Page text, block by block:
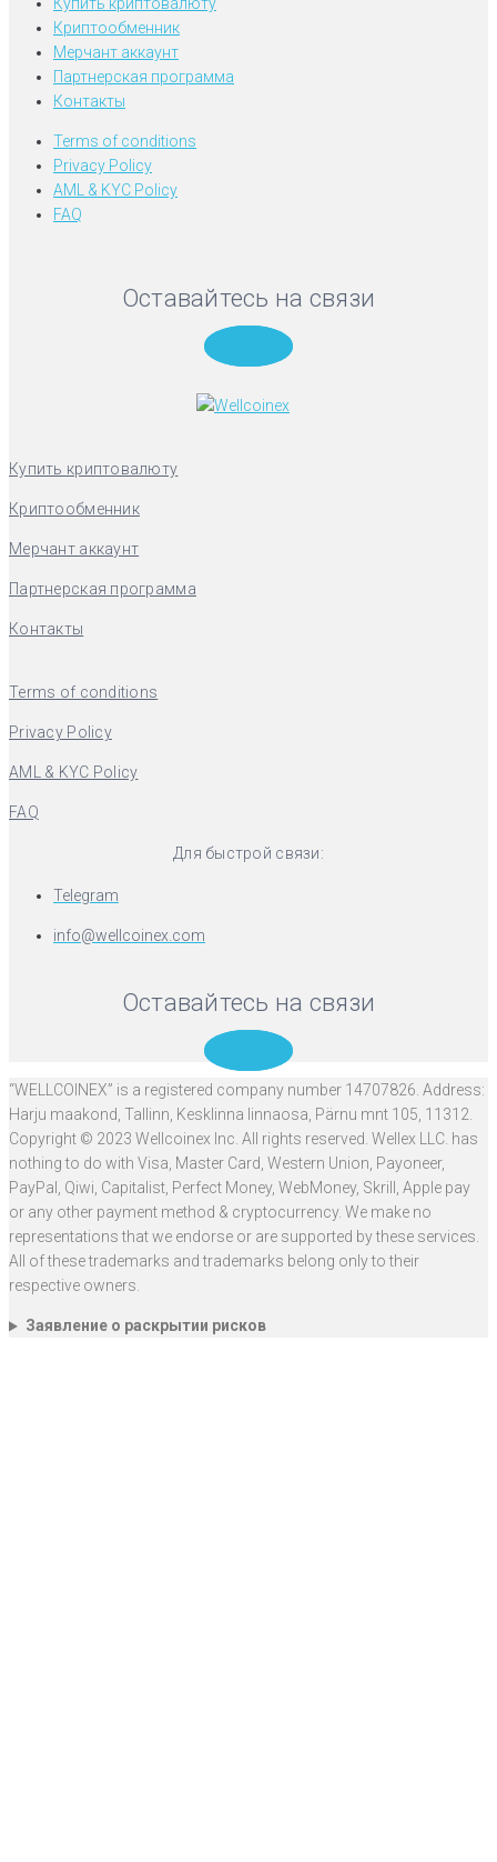
Купить криптовалюту
Криптообменник
Мерчант аккаунт
Партнерская программа
Контакты
Terms of conditions
Privacy Policy
AML & KYC Policy
FAQ
Оставайтесь на связи
Купить криптовалюту
Криптообменник
Мерчант аккаунт
Партнерская программа
Контакты
Terms of conditions
Privacy Policy
AML & KYC Policy
FAQ
Для быстрой связи:
Telegram
info@wellcoinex.com
Оставайтесь на связи
“WELLCOINEX” is a registered company number 14707826. Address:
Harju maakond, Tallinn, Kesklinna linnaosa, Pärnu mnt 105, 11312.
Copyright © 2023 Wellcoinex Inc. All rights reserved. Wellex LLC. has
nothing to do with Visa, Master Card, Western Union, Payoneer,
PayPal, Qiwi, Capitalist, Perfect Money, WebMoney, Skrill, Apple pay
or any other payment method & cryptocurrency. We make no
representations that we endorse or are supported by these services.
All of these trademarks and trademarks belong only to their
respective owners.
Заявление о раскрытии рисков